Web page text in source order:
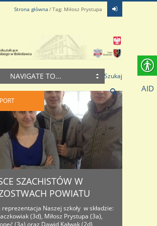
Strona główna Tag: Miłosz Prystupa
NAVIGATE TO... Szukaj
SZACHISTÓW W
POWIATU
reprezentacja Naszej szkoły w składzie:
(3d), Miłosz Prystupa (3a),
AID